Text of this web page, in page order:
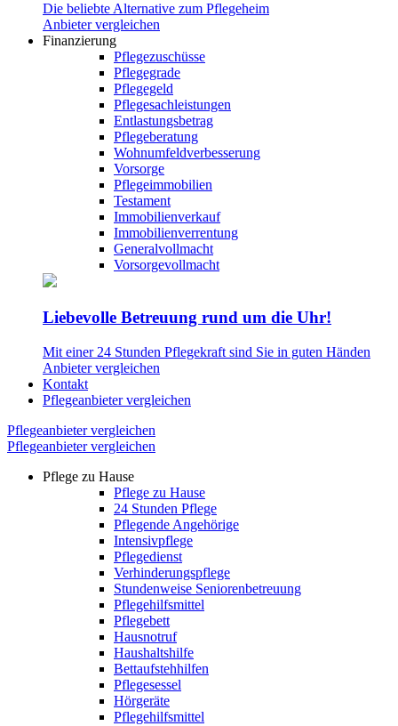
Die beliebte Alternative zum Pflegeheim
Anbieter vergleichen
Finanzierung
Pflegezuschüsse
Pflegegrade
Pflegegeld
Pflegesachleistungen
Entlastungsbetrag
Pflegeberatung
Wohnumfeldverbesserung
Vorsorge
Pflegeimmobilien
Testament
Immobilienverkauf
Immobilienverrentung
Generalvollmacht
Vorsorgevollmacht
Liebevolle Betreuung rund um die Uhr!
Mit einer 24 Stunden Pflegekraft sind Sie in guten Händen
Anbieter vergleichen
Kontakt
Pflegeanbieter vergleichen
Pflegeanbieter vergleichen
Pflegeanbieter vergleichen
Pflege zu Hause
Pflege zu Hause
24 Stunden Pflege
Pflegende Angehörige
Intensivpflege
Pflegedienst
Verhinderungspflege
Stundenweise Seniorenbetreuung
Pflegehilfsmittel
Pflegebett
Hausnotruf
Haushaltshilfe
Bettaufstehhilfen
Pflegesessel
Hörgeräte
Pflegehilfsmittel